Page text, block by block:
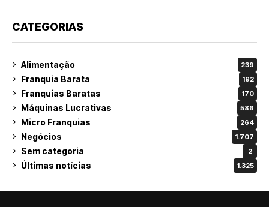
CATEGORIAS
Alimentação 239
Franquia Barata 192
Franquias Baratas 170
Máquinas Lucrativas 586
Micro Franquias 264
Negócios 1.707
Sem categoria 2
Últimas notícias 1.325